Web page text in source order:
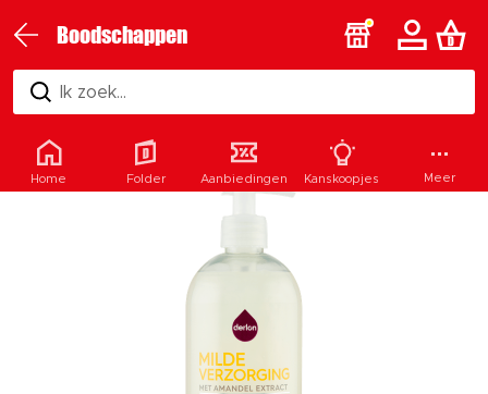
Boodschappen
Ik zoek...
Home Folder Aanbiedingen Kanskoopjes Meer